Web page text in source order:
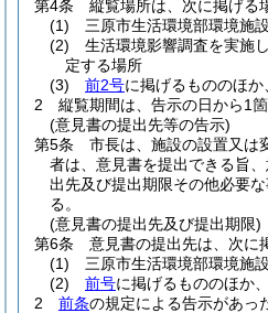
第4条
縦覧場所は、次に掲げる
(1)
三原市生活環境部環境施
(2)
生活環境影響調査を実施
定する場所
(3)
前2号に掲げるもののほ
2
縦覧期間は、告示の日から1箇
(意見書の提出先等の告示)
第5条
市長は、施設の設置又は
者は、意見書を提出できる旨
出先及び提出期限その他必要
る。
(意見書の提出先及び提出期限)
第6条
意見書の提出先は、次に
(1)
三原市生活環境部環境施
(2)
前号に掲げるもののほか
2
前条の規定による告示があっ